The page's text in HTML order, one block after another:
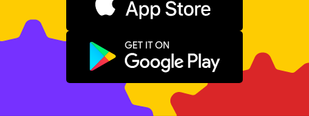
Descargar en App Store
Disponible en Google Play